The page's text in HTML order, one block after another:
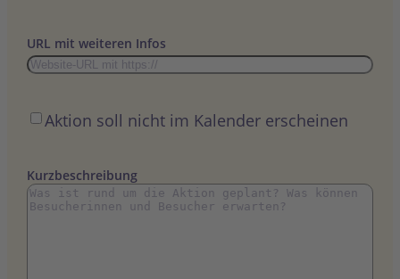
URL mit weiteren Infos
Öffentlich
Aktion soll nicht im Kalender erscheinen
Kurzbeschreibung